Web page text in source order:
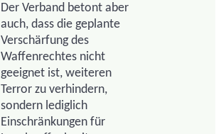
Der Verband betont aber
auch, dass die geplante
Verschärfung des
Waffenrechtes nicht
geeignet ist, weiteren
Terror zu verhindern,
sondern lediglich
Einschränkungen für